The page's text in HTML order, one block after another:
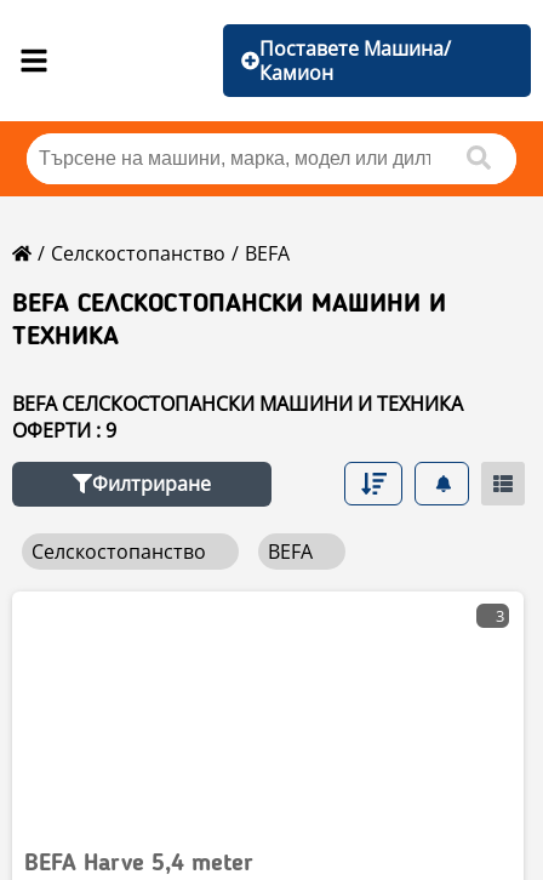
Поставете Машина/
Камион
Селскостопанство
BEFA
BEFA СЕЛСКОСТОПАНСКИ МАШИНИ И
ТЕХНИКА
BEFA СЕЛСКОСТОПАНСКИ МАШИНИ И ТЕХНИКА
ОФЕРТИ : 9
Филтриране
Селскостопанство BEFA
3
BEFA Harve 5,4 meter